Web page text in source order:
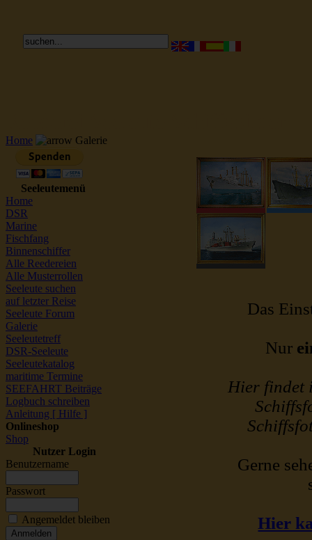
Home Galerie
Seeleutemenü
Home
DSR
Marine
Fischfang
Binnenschiffer
Alle Reedereien
Alle Musterrollen
Seeleute suchen
auf letzter Reise
Seeleute Forum
Galerie
Seeleutetreff
DSR-Seeleute
Seeleutekatalog
maritime Termine
SEEFAHRT Beiträge
Logbuch schreiben
Anleitung [ Hilfe ]
Onlineshop
Shop
Nutzer Login
Benutzername
Passwort
Angemeldet bleiben
Das
Nur
Hier findet
Gerne
Hier